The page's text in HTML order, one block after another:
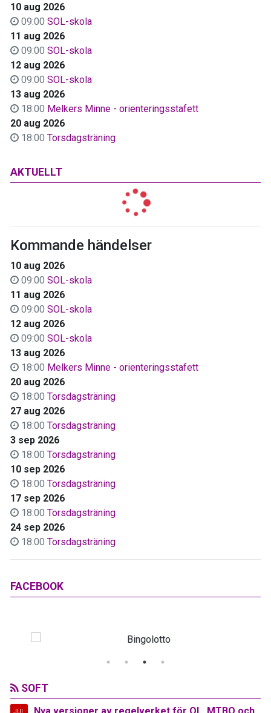
10 aug 2026
09:00 SOL-skola
11 aug 2026
09:00 SOL-skola
12 aug 2026
09:00 SOL-skola
13 aug 2026
18:00 Melkers Minne - orienteringsstafett
20 aug 2026
18:00 Torsdagsträning
AKTUELLT
Kommande händelser
10 aug 2026
09:00 SOL-skola
11 aug 2026
09:00 SOL-skola
12 aug 2026
09:00 SOL-skola
13 aug 2026
18:00 Melkers Minne - orienteringsstafett
20 aug 2026
18:00 Torsdagsträning
27 aug 2026
18:00 Torsdagsträning
3 sep 2026
18:00 Torsdagsträning
10 sep 2026
18:00 Torsdagsträning
17 sep 2026
18:00 Torsdagsträning
24 sep 2026
18:00 Torsdagsträning
FACEBOOK
SOFT
JUL